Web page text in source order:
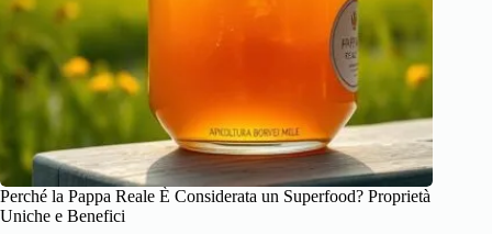
Perché la Pappa Reale È Considerata un Superfood? Proprietà
Uniche e Benefici